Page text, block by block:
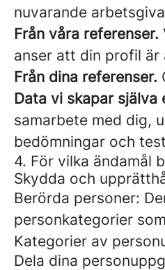
nuvarande
Från våra referenser.
anser att din profil är
Från dina referenser.
Data vi skapar själva
samarbete med dig,
bedömningar och
4. För vilka ändamål
Skydda och
Berörda personer:
personkategorier
Kategorier av
Dela dina